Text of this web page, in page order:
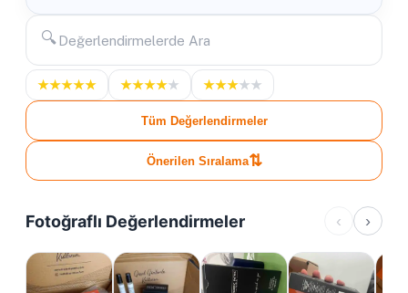
🔍
★★★★★ ★★★★★ ★★★★★
Tüm Değerlendirmeler
Önerilen Sıralama⇅
Fotoğraflı Değerlendirmeler ‹ ›